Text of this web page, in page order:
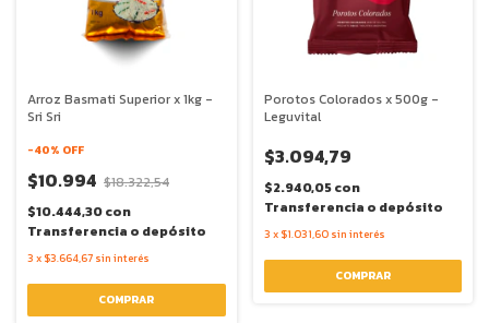
Arroz Basmati Superior x 1kg -
Sri Sri
-40% OFF
$10.994 $18.322,54
$10.444,30con
Transferencia o depósito
3 x $3.664,67 sin interés
Porotos Colorados x 500g -
Leguvital
$3.094,79
$2.940,05con
Transferencia o depósito
3 x $1.031,60 sin interés